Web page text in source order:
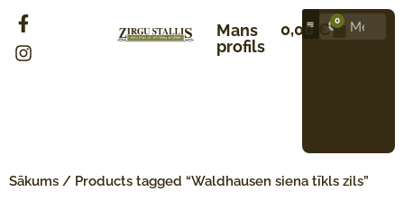
Mans
profils
0,00 € 0
Sākums / Products tagged “Waldhausen siena tīkls zils”